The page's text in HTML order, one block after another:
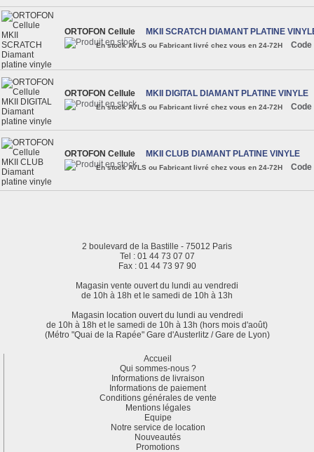
ORTOFON Cellule MKII SCRATCH DIAMANT PLATINE
En stock AVLS ou Fabricant livré chez vous en 24-72H Code
ORTOFON Cellule MKII DIGITAL DIAMANT PLATINE VINYLE
En stock AVLS ou Fabricant livré chez vous en 24-72H Code
ORTOFON Cellule MKII CLUB DIAMANT PLATINE VINYLE
En stock AVLS ou Fabricant livré chez vous en 24-72H Code
2 boulevard de la Bastille - 75012 Paris
Tel : 01 44 73 07 07
Fax : 01 44 73 97 90
Magasin vente ouvert du lundi au vendredi
de 10h à 18h et le samedi de 10h à 13h
Magasin location ouvert du lundi au vendredi
de 10h à 18h et le samedi de 10h à 13h (hors mois d'août)
(Métro "Quai de la Rapée" Gare d'Austerlitz / Gare de Lyon)
Accueil
Qui sommes-nous ?
Informations de livraison
Informations de paiement
Conditions générales de vente
Mentions légales
Equipe
Notre service de location
Nouveautés
Promotions